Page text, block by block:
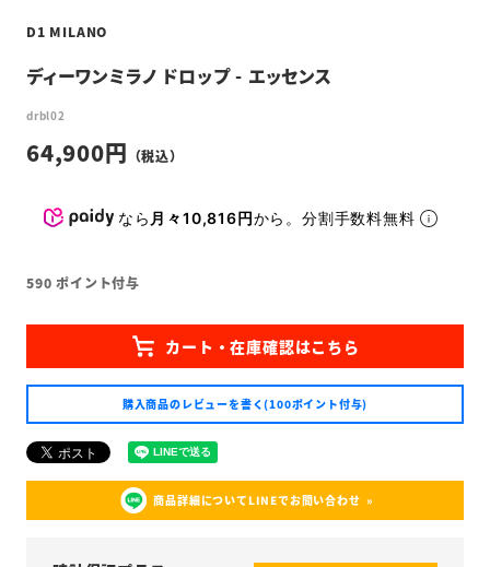
D1 MILANO
ディーワンミラノ ドロップ - エッセンス
drbl02
64,900
なら 月々10,816円から。分割手数料無料
590 ポイント付与
購入商品のレビューを書く(100ポイント付与)
商品詳細についてLINEでお問い合わせ